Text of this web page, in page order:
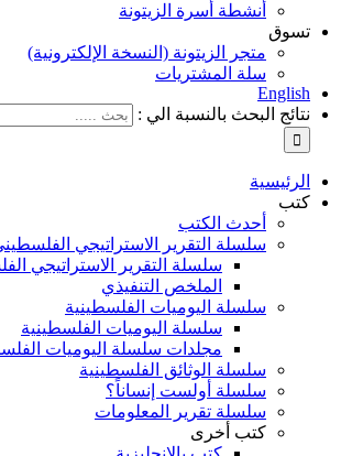
أنشطة أسرة الزيتونة
تسوق
متجر الزيتونة (النسخة الإلكترونية)
سلة المشتريات
English
نتائج البحث بالنسبة الي :
الرئيسية
كتب
أحدث الكتب
سلسلة التقرير الاستراتيجي
سلسلة التقرير الاستراتيجي
الملخص التنفيذي
سلسلة اليوميات الفلسطينية
سلسلة اليوميات الفلسطينية
مجلدات سلسلة اليوميات
سلسلة الوثائق الفلسطينية
سلسلة أولست إنساناً؟
سلسلة تقرير المعلومات
كتب أخرى